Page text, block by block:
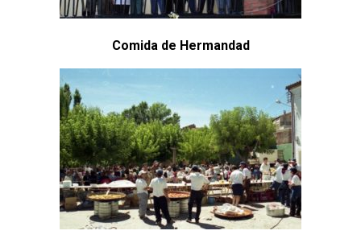
Comida de Hermandad